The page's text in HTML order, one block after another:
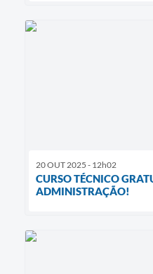
20 OUT 2025 - 12h02
CURSO TÉCNICO
ADMINISTRAÇÃO!